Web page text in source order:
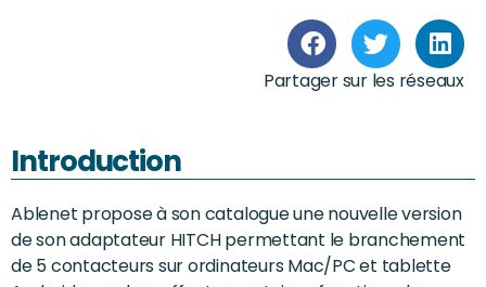
Partager sur les réseaux
Introduction
Ablenet propose à son catalogue une nouvelle version
de son adaptateur HITCH permettant le branchement
de 5 contacteurs sur ordinateurs Mac/PC et tablette